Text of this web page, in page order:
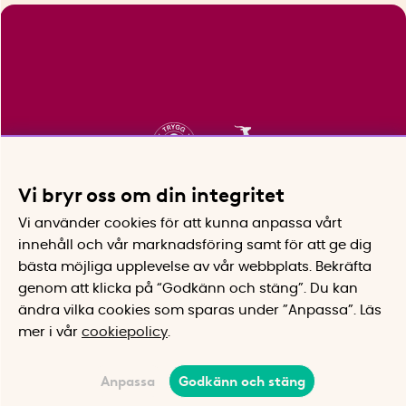
Vi bryr oss om din integritet
Vi använder cookies för att kunna anpassa vårt
innehåll och vår marknadsföring samt för att ge dig
bästa möjliga upplevelse av vår webbplats.
Bekräfta
genom att klicka på “Godkänn och stäng”. Du kan
ändra vilka cookies som sparas under ”Anpassa”.
Läs
mer i vår cookiepolicy
Anpassa Godkänn och stäng